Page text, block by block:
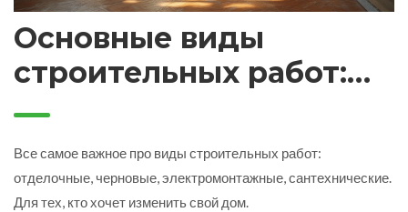
Основные виды
строительных работ:
как выбрать
подходящий вид для
ремонта
Все самое важное про виды строительных работ:
отделочные, черновые, электромонтажные, сантехнические.
Для тех, кто хочет изменить свой дом.